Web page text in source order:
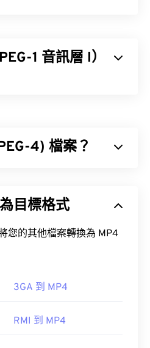
1 音訊層 I）
MPEG-1 Audio Layer II
案？
優秀媒體播放器包括
4) 檔案？
壓縮檔案大小，從而產生易
體播放，例如在 YouTube
今最好的視訊格式之一。
預設視訊播放器中開啟。
目標格式
的其他檔案轉換為 MP4
3GA 到 MP4
RMI 到 MP4